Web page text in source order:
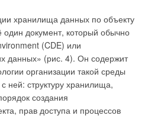
хранилища данных по объекту
документ, который обычно
(CDE) или
данных» (рис. 4). Он содержит
организации такой среды
ней: структуру хранилища,
создания
прав доступа и процессов
устранение
по инвестиционно-
20 %;
работ по
в проект;
работ;
расходования ресурсов;
и построения финансовой
расчётов, календарных